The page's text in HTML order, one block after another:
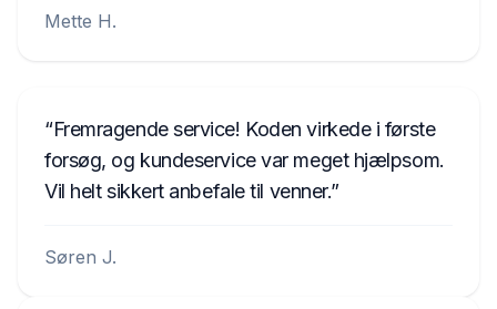
Mette H.
Fremragende service! Koden virkede i første
forsøg, og kundeservice var meget hjælpsom.
Vil helt sikkert anbefale til venner.
Søren J.